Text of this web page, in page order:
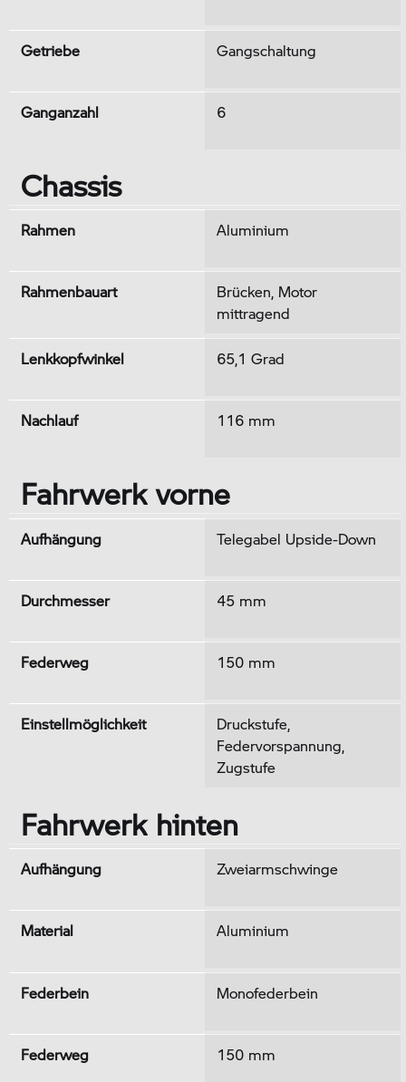
Getriebe Gangschaltung
Ganganzahl 6
Chassis
Rahmen Aluminium
Rahmenbauart
Brücken, Motor
mittragend
Lenkkopfwinkel 65,1 Grad
Nachlauf 116 mm
Fahrwerk vorne
Aufhängung Telegabel Upside-Down
Durchmesser 45 mm
Federweg 150 mm
Einstellmöglichkeit
Druckstufe,
Federvorspannung,
Zugstufe
Fahrwerk hinten
Aufhängung Zweiarmschwinge
Material Aluminium
Federbein Monofederbein
Federweg 150 mm